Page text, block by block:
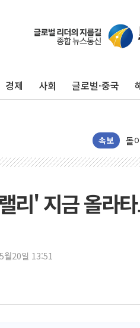
경제 사회 글로벌·중국
속보
수
전
[
가
[종
한
에
네
원
리' 지금 올라
월20일 13:51